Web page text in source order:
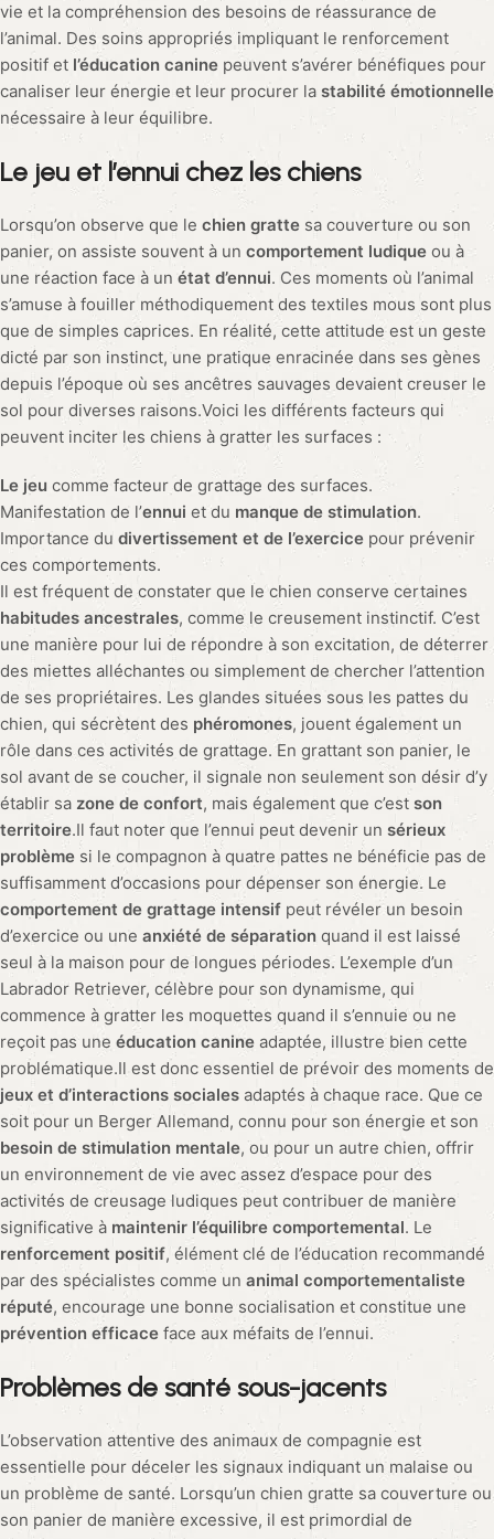
vie et la compréhension des besoins de réassurance de
l’animal. Des soins appropriés impliquant le renforcement
positif et l’éducation canine peuvent s’avérer bénéfiques pour
canaliser leur énergie et leur procurer la stabilité émotionnelle
nécessaire à leur équilibre.
Le jeu et l’ennui chez les chiens
Lorsqu’on observe que le chien gratte sa couverture ou son
panier, on assiste souvent à un comportement ludique ou à
une réaction face à un état d’ennui. Ces moments où l’animal
s’amuse à fouiller méthodiquement des textiles mous sont plus
que de simples caprices. En réalité, cette attitude est un geste
dicté par son instinct, une pratique enracinée dans ses gènes
depuis l’époque où ses ancêtres sauvages devaient creuser le
sol pour diverses raisons.Voici les différents facteurs qui
peuvent inciter les chiens à gratter les surfaces :
Le jeu comme facteur de grattage des surfaces.
Manifestation de l’ennui et du manque de stimulation.
Importance du divertissement et de l’exercice pour prévenir
ces comportements.
Il est fréquent de constater que le chien conserve certaines
habitudes ancestrales, comme le creusement instinctif. C’est
une manière pour lui de répondre à son excitation, de déterrer
des miettes alléchantes ou simplement de chercher l’attention
de ses propriétaires. Les glandes situées sous les pattes du
chien, qui sécrètent des phéromones, jouent également un
rôle dans ces activités de grattage. En grattant son panier, le
sol avant de se coucher, il signale non seulement son désir d’y
établir sa zone de confort, mais également que c’est son
territoire.Il faut noter que l’ennui peut devenir un sérieux
problème si le compagnon à quatre pattes ne bénéficie pas de
suffisamment d’occasions pour dépenser son énergie. Le
comportement de grattage intensif peut révéler un besoin
d’exercice ou une anxiété de séparation quand il est laissé
seul à la maison pour de longues périodes. L’exemple d’un
Labrador Retriever, célèbre pour son dynamisme, qui
commence à gratter les moquettes quand il s’ennuie ou ne
reçoit pas une éducation canine adaptée, illustre bien cette
problématique.Il est donc essentiel de prévoir des moments de
jeux et d’interactions sociales adaptés à chaque race. Que ce
soit pour un Berger Allemand, connu pour son énergie et son
besoin de stimulation mentale, ou pour un autre chien, offrir
un environnement de vie avec assez d’espace pour des
activités de creusage ludiques peut contribuer de manière
significative à maintenir l’équilibre comportemental. Le
renforcement positif, élément clé de l’éducation recommandé
par des spécialistes comme un animal comportementaliste
réputé, encourage une bonne socialisation et constitue une
prévention efficace face aux méfaits de l’ennui.
Problèmes de santé sous-jacents
L’observation attentive des animaux de compagnie est
essentielle pour déceler les signaux indiquant un malaise ou
un problème de santé. Lorsqu’un chien gratte sa couverture ou
son panier de manière excessive, il est primordial de